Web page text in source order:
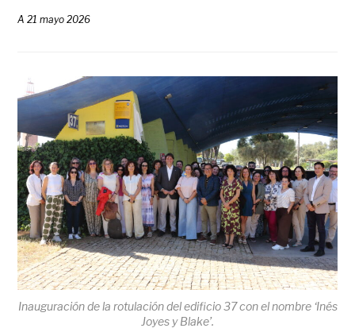
A21 mayo 2026
Inauguración de la rotulación del edificio 37 con el nombre ‘Inés
Joyes y Blake’.